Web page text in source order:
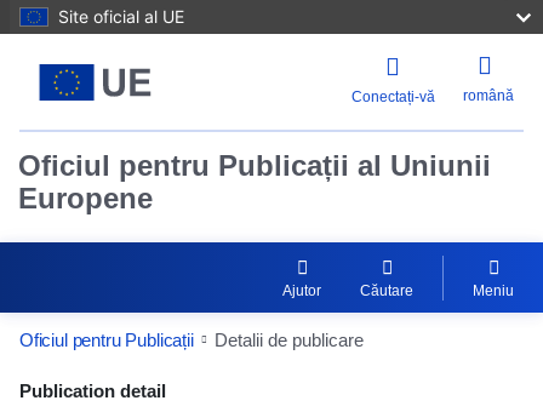
Site oficial al UE
Conectați-vă română
Oficiul pentru Publicații al Uniunii
Europene
Ajutor Căutare Meniu
Oficiul pentru Publicații Detalii de publicare
Publication Detail Actions Portlet
Publication detail